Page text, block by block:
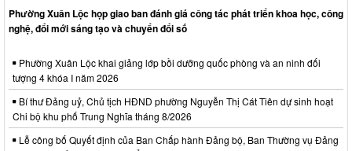
Phường Xuân Lộc họp giao ban đánh giá công tác phát triển khoa học, công
nghệ, đổi mới sáng tạo và chuyển đổi số
Phường Xuân Lộc khai giảng lớp bồi dưỡng quốc phòng và an ninh đối
tượng 4 khóa I năm 2026
Bí thư Đảng uỷ, Chủ tịch HĐND phường Nguyễn Thị Cát Tiên dự sinh hoạt
Chi bộ khu phố Trung Nghĩa tháng 8/2026
Lễ công bố Quyết định của Ban Chấp hành Đảng bộ, Ban Thường vụ Đảng